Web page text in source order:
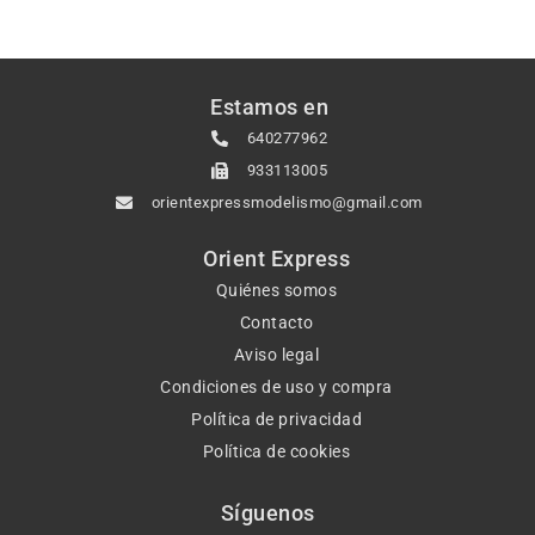
Estamos en
640277962
933113005
orientexpressmodelismo@gmail.com
Orient Express
Quiénes somos
Contacto
Aviso legal
Condiciones de uso y compra
Política de privacidad
Política de cookies
Síguenos